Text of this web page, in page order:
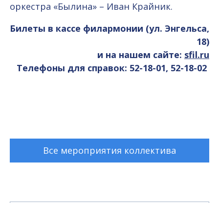
оркестра «Былина» – Иван Крайник.
Билеты в кассе филармонии (ул. Энгельса,
18)
и на нашем сайте: sfil.ru
Телефоны для справок: 52-18-01, 52-18-02
Все мероприятия коллектива